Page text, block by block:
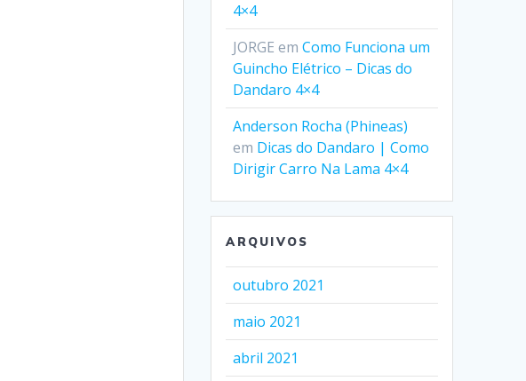
4×4
JORGE emComo Funciona um
Guincho Elétrico – Dicas do
Dandaro 4×4
Anderson Rocha (Phineas)
em Dicas do Dandaro | Como
Dirigir Carro Na Lama 4×4
ARQUIVOS
outubro 2021
maio 2021
abril 2021